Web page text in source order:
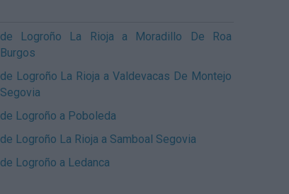
de Logroño La Rioja a Moradillo De Roa
Burgos
de Logroño La Rioja a Valdevacas De Montejo
Segovia
de Logroño a Poboleda
de Logroño La Rioja a Samboal Segovia
de Logroño a Ledanca